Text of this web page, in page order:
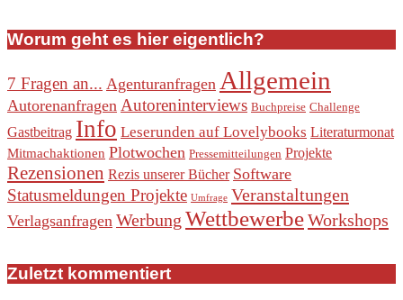
Worum geht es hier eigentlich?
7 Fragen an... Agenturanfragen Allgemein
Autorenanfragen Autoreninterviews Buchpreise Challenge
Gastbeitrag Info Leserunden auf Lovelybooks Literaturmonat
Mitmachaktionen Plotwochen Pressemitteilungen Projekte
Rezensionen Rezis unserer Bücher Software
Statusmeldungen Projekte Umfrage Veranstaltungen
Verlagsanfragen Werbung WettbewerbeWorkshops
Zuletzt kommentiert